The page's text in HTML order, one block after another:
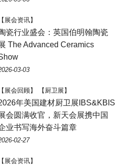
【展会资讯】
瓷行业盛会：英国伯明翰陶瓷
The Advanced Ceramics
03-03
【展会回顾】 【厨卫展】
年美国建材厨卫展IBS&KBIS
会圆满收官，新天会展携中国
业书写海外奋斗篇章
02-27
【展会资讯】